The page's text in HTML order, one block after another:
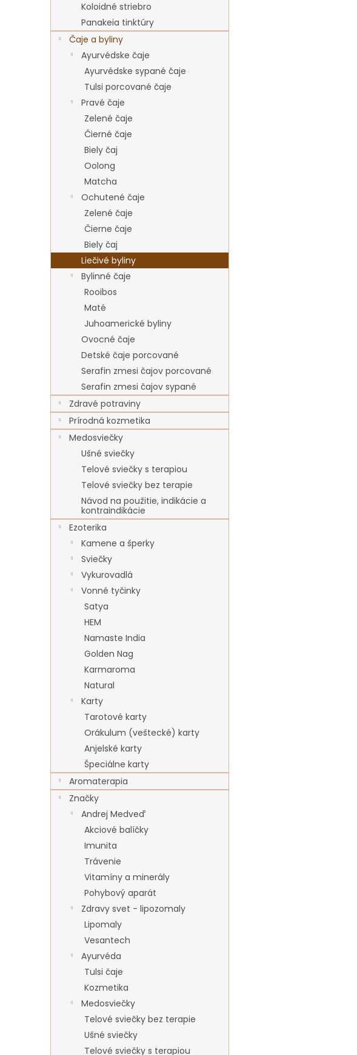
Koloidné striebro
Panakeia tinktúry
Čaje a byliny
Ayurvédske čaje
Ayurvédske sypané čaje
Tulsi porcované čaje
Pravé čaje
Zelené čaje
Čierné čaje
Biely čaj
Oolong
Matcha
Ochutené čaje
Zelené čaje
Čierne čaje
Biely čaj
Liečivé byliny
Bylinné čaje
Rooibos
Maté
Juhoamerické byliny
Ovocné čaje
Detské čaje porcované
Serafin zmesi čajov porcované
Serafin zmesi čajov sypané
Zdravé potraviny
Prírodná kozmetika
Medosviečky
Ušné sviečky
Telové sviečky s terapiou
Telové sviečky bez terapie
Návod na použitie, indikácie a
kontraindikácie
Ezoterika
Kamene a šperky
Sviečky
Vykurovadlá
Vonné tyčinky
Satya
HEM
Namaste India
Golden Nag
Karmaroma
Natural
Karty
Tarotové karty
Orákulum (veštecké) karty
Anjelské karty
Špeciálne karty
Aromaterapia
Značky
Andrej Medveď
Akciové balíčky
Imunita
Trávenie
Vitamíny a minerály
Pohybový aparát
Zdravy svet - lipozomaly
Lipomaly
Vesantech
Ayurvéda
Tulsi čaje
Kozmetika
Medosviečky
Telové sviečky bez terapie
Ušné sviečky
Telové sviečky s terapiou